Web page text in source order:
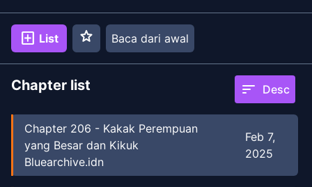
add_box List star Baca dari awal
Chapter list sort Desc
Chapter 206 - Kakak Perempuan
yang Besar dan Kikuk
Bluearchive.idn
Feb 7,
2025